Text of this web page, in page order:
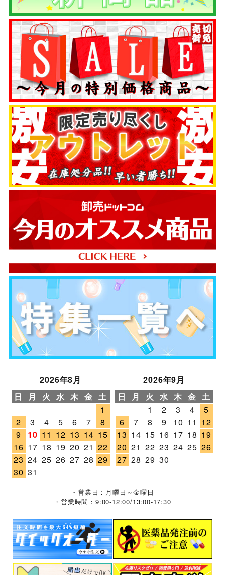
2026年8月
日
月 火 水 木 金 土
1
2
3 4 5 6 7
8
9
10 11 12 13 14 15
16 17 18 19 20 21 22
23 24 25 26 27 28 29
30 31
2026年9月
日
月 火 水 木 金 土
1
2 3 4
5
6
7 8 9 10 11 12
13 14 15 16 17 18 19
20 21 22 23 24 25 26
27 28 29 30
・営業日：月曜日～金曜日
・営業時間：9:00-12:00/13:00-17:30